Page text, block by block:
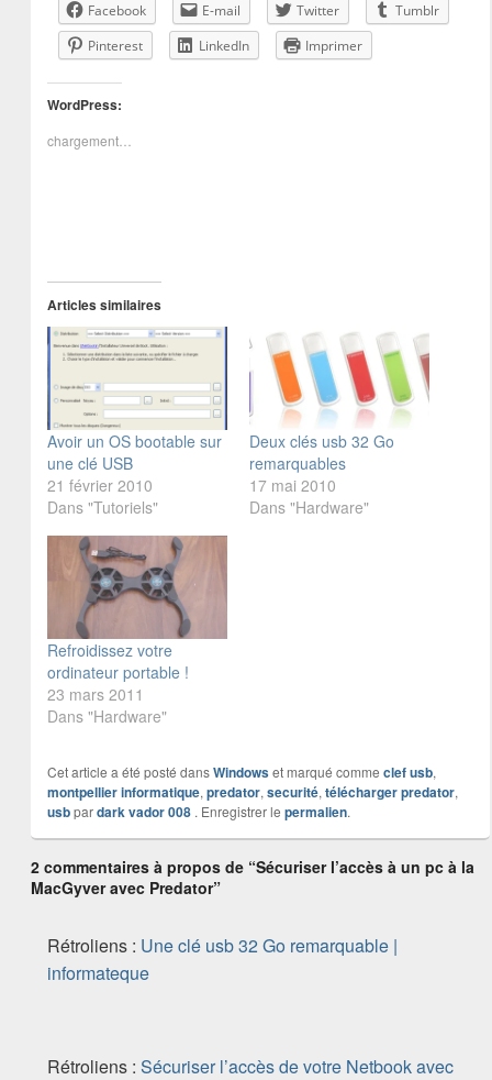
Facebook E-mail Twitter
Tumblr
Pinterest
LinkedIn Imprimer
WordPress:
chargement…
Articles similaires
Avoir un OS bootable sur
une clé USB
21 février 2010
Dans "Tutoriels"
Deux clés usb 32 Go
remarquables
17 mai 2010
Dans "Hardware"
Refroidissez votre
ordinateur portable !
23 mars 2011
Dans "Hardware"
Cet article a été posté dansWindowset marqué comme clef usb,
montpellier informatique, predator, securité, télécharger predator,
usbpardark vador 008. Enregistrer le permalien.
2 commentaires à propos de “Sécuriser l’accès à un pc à la
MacGyver avec Predator”
Rétroliens : Une clé usb 32 Go remarquable |
informateque
Rétroliens : Sécuriser l’accès de votre Netbook avec